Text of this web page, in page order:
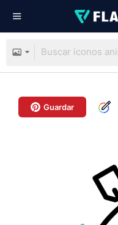
Guardar